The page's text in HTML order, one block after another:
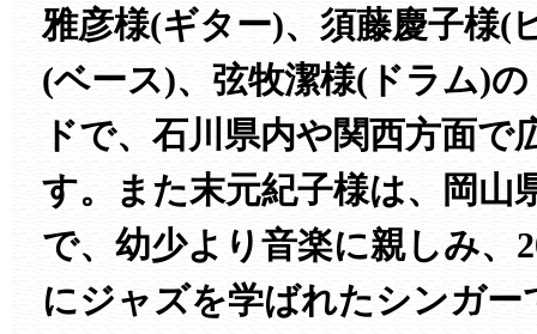
雅彦様(ギター)、須藤慶子様(
(ベース)、弦牧潔様(ドラム)
ドで、石川県内や関西方面で
す。また末元紀子様は、岡山
で、幼少より音楽に親しみ、
にジャズを学ばれたシンガー